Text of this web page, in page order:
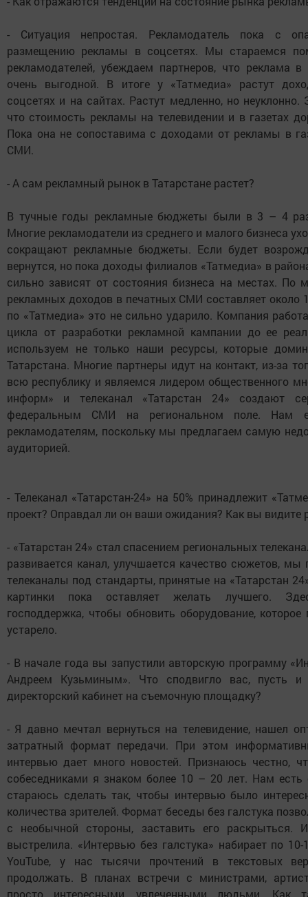
- Ситуация непростая. Рекламодатель пока с
размещению рекламы в соцсетях. Мы стараемся
рекламодателей, убеждаем партнеров, что реклама
очень выгодной. В итоге у «Татмедиа» растут
соцсетях и на сайтах. Растут медленно, но
что стоимость рекламы на телевидении и в газетах
Пока она не сопоставима с доходами от рекламы в
СМИ.
- А сам рекламный рынок в Татарстане растет?
В тучные годы рекламные бюджеты были в 3 – 4
Многие рекламодатели из среднего и малого бизнеса
сокращают рекламные бюджеты. Если будет
вернутся, но пока доходы филиалов «Татмедиа» в
сильно зависят от состояния бизнеса на местах. По
рекламных доходов в печатных СМИ составляет около
по «Татмедиа» это не сильно ударило. Компания
цикла от разработки рекламной кампании до ее
используем не только наши ресурсы, которые
Татарстана. Многие партнеры идут на контакт, из-за
всю республику и являемся лидером общественного
информ» и телеканал «Татарстан 24» создают
федеральным СМИ на региональном поле. Нам
рекламодателям, поскольку мы предлагаем самую
аудиторией.
- Телеканал «Татарстан-24» на 50% принадлежит
проект? Оправдал ли он ваши ожидания? Как вы видите
- «Татарстан 24» стал спасением региональных
развивается канал, улучшается качество сюжетов, мы
телеканалы под стандарты, принятые на «Татарстан
картинки пока оставляет желать лучшего.
господдержка, чтобы обновить оборудование,
устарело.
- В начале года вы запустили авторскую программу
Андреем Кузьминым». Что сподвигло вас, пусть и
директорский кабинет на съемочную площадку?
- Я давно мечтал вернуться на телевидение, нашел
затратный формат передачи. При этом
интервью дает много новостей. Признаюсь честно,
собеседниками я знаком более 10 – 20 лет. Нам
стараюсь сделать так, чтобы интервью было
количества зрителей. Формат беседы без галстука
с необычной стороны, заставить его раскрыться.
выстрелила. «Интервью без галстука» набирает по
YouTube, у нас тысячи прочтений в текстовых
продолжать. В планах встречи с министрами,
просто интересными, увлеченными людьми. Как